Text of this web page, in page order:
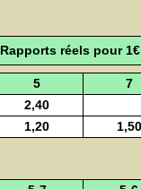
Rapports réels pour 1€
5 7
2,40
1,20 1,50